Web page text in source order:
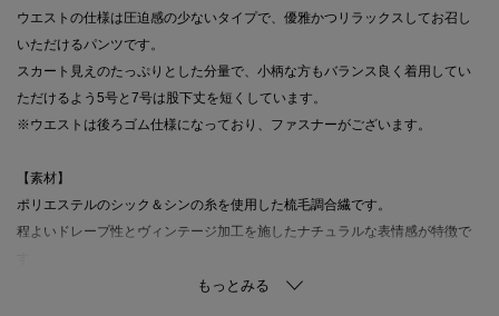
ウエストの仕様は圧迫感の少ないタイプで、優雅かつリラックスしてお召し
いただけるパンツです。
スカート見えのたっぷりとした分量で、小柄な方もバランス良く着用してい
ただけるよう5号と7号は股下丈を短くしています。
※ウエストは後ろゴム仕様になっており、ファスナーがございます。
【素材】
ポリエステルのシック＆シンの糸を使用した梳毛調合繊です。
程よいドレープ性とヴィンテージ加工を施したナチュラルな表情感が特徴で